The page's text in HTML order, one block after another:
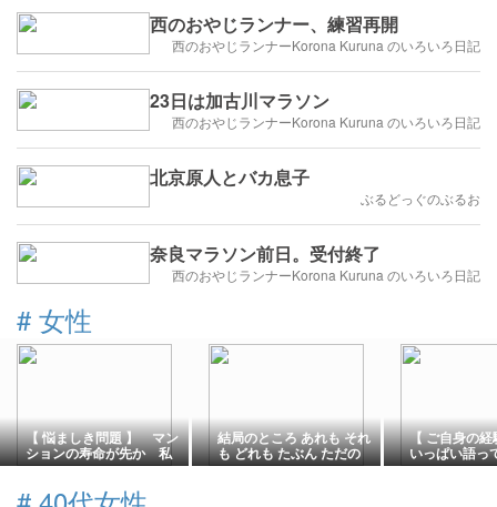
西のおやじランナー、練習再開
西のおやじランナーKorona Kuruna のいろいろ日記
23日は加古川マラソン
西のおやじランナーKorona Kuruna のいろいろ日記
北京原人とバカ息子
ぶるどっぐのぶるお
奈良マラソン前日。受付終了
西のおやじランナーKorona Kuruna のいろいろ日記
# 女性
【 悩ましき問題 】 マン
ションの寿命が先か 私
が先か
結局のところ あれも それ
も どれも たぶん ただの
夏バテだよね
【 ご自身の
いっぱい語っ
た皆様😃あり